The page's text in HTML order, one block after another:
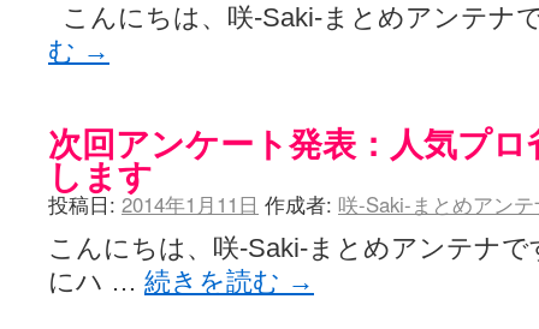
こんにちは、咲-Saki-まとめアンテ
む →
次回アンケート発表：人気プ
します
投稿日: 2014年1月11日 作成者: 咲-Saki-まとめアン
こんにちは、咲-Saki-まとめアンテナ
にハ … 続きを読む →